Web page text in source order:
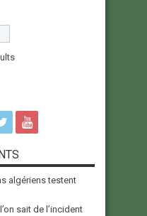
algériens testent
sait de l’incident